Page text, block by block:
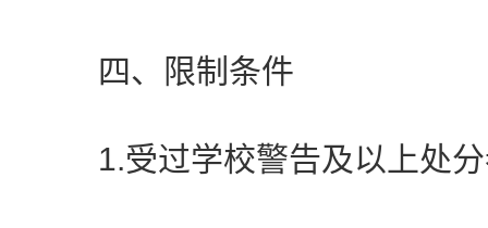
四、限制条件
1.受过学校警告及以上处分